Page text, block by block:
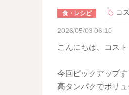
食・レシピ コ
2026/05/03 06:10
こんにちは、コス
今回ピックアップ
高タンパクでボリ